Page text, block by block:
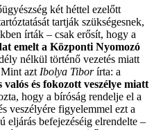
két héttel ezelőtt
tartják szükségesnek,
írták – csak erősít, hogy a
emelt a Központi Nyomozó
nélkül történő vezetés miatt
Mint azt Ibolya Tiborírta: a
valós és fokozott veszélye miatt
hogy a bíróság rendelje el a
veszélyére figyelemmel ezt a
eljárás befejezéséig elrendelte –